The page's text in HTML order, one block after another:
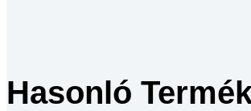
Hasonló